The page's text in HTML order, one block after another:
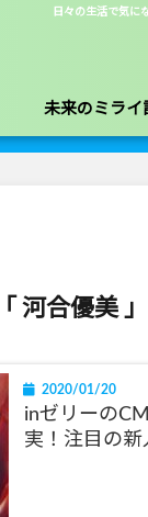
日々の生活で気に
未来のミライ
「 河合優美
2020/01/20
inゼリーの
実！注目の新